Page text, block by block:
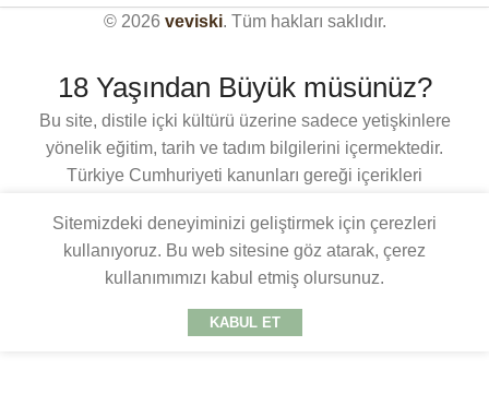
© 2026 veviski. Tüm hakları saklıdır.
Sitemizdeki deneyiminizi geliştirmek için çerezleri
kullanıyoruz. Bu web sitesine göz atarak, çerez
kullanımımızı kabul etmiş olursunuz.
KABUL ET
18 Yaşından Büyük müsünüz?
Bu site, distile içki kültürü üzerine sadece yetişkinlere
yönelik eğitim, tarih ve tadım bilgilerini içermektedir.
Türkiye Cumhuriyeti kanunları gereği içerikleri
gerekmektedir.Giriş yapmak için lütfen yaşınızı
doğrulayın.
18 YAŞ VE ÜZERI 18 YAŞ ALTI